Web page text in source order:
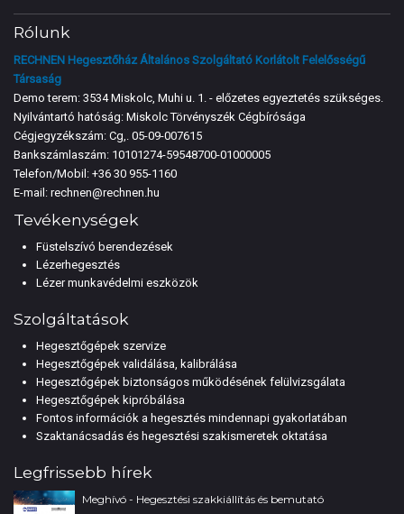
Rólunk
RECHNEN Hegesztőház Általános Szolgáltató Korlátolt Felelősségű
Társaság
Demo terem: 3534 Miskolc, Muhi u. 1. - előzetes egyeztetés szükséges.
Nyilvántartó hatóság: Miskolc Törvényszék Cégbírósága
Cégjegyzékszám: Cg,. 05-09-007615
Bankszámlaszám: 10101274-59548700-01000005
Telefon/Mobil: +36 30 955-1160
E-mail: rechnen@rechnen.hu
Tevékenységek
Füstelszívó berendezések
Lézerhegesztés
Lézer munkavédelmi eszközök
Szolgáltatások
Hegesztőgépek szervize
Hegesztőgépek validálása, kalibrálása
Hegesztőgépek biztonságos működésének felülvizsgálata
Hegesztőgépek kipróbálása
Fontos információk a hegesztés mindennapi gyakorlatában
Szaktanácsadás és hegesztési szakismeretek oktatása
Legfrissebb hírek
Meghívó - Hegesztési szakkiállítás és bemutató